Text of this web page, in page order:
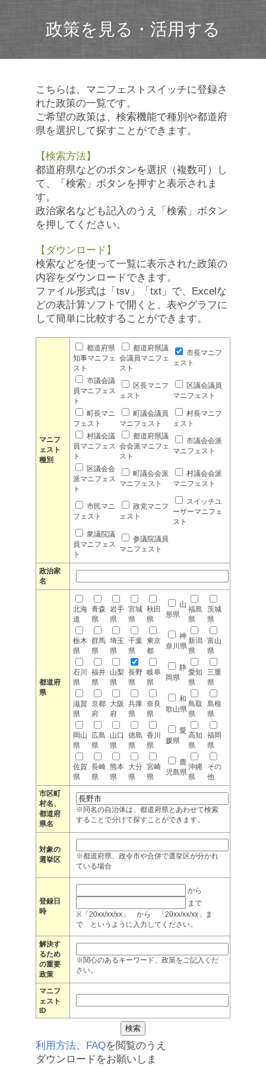
政策を見る・活用する
こちらは、マニフェストスイッチに登録さ
れた政策の一覧です。
ご希望の政策は、検索機能で種別や都道府
県を選択して探すことができます。
【検索方法】
都道府県などのボタンを選択（複数可）し
て、「検索」ボタンを押すと表示されま
す。
政治家名なども記入のうえ「検索」ボタン
を押してください。
【ダウンロード】
検索などを使って一覧に表示された政策の
内容をダウンロードできます。
ファイル形式は「tsv」「txt」で、Excelな
どの表計算ソフトで開くと、表やグラフに
して簡単に比較することができます。
マニフ
ェスト
種別
都道府県
知事マニフェ
スト
都道府県議
会議員マニフェ
スト
市長マニフ
ェスト
市議会議
員マニフェス
ト
区長マニフ
ェスト
区議会議員
マニフェスト
町長マニ
フェスト
町議会議員
マニフェスト
村長マニフ
ェスト
村議会議
員マニフェス
ト
都道府県議
会会派マニフェ
スト
市議会会派
マニフェスト
区議会会
派マニフェス
ト
町議会会派
マニフェスト
村議会会派
マニフェスト
市民マニ
フェスト
政党マニフ
ェスト
スイッチユ
ーザーマニフェ
スト
衆議院議
員マニフェス
ト
参議院議員
マニフェスト
政治家
名
都道府
県
北海
道
青森
県
岩手
県
宮城
県
秋田
県
山
形県
福島
県
茨城
県
栃木
県
群馬
県
埼玉
県
千葉
県
東京
都
神
奈川県
新潟
県
富山
県
石川
県
福井
県
山梨
県
長野
県
岐阜
県
静
岡県
愛知
県
三重
県
滋賀
県
京都
府
大阪
府
兵庫
県
奈良
県
和
歌山県
鳥取
県
島根
県
岡山
県
広島
県
山口
県
徳島
県
香川
県
愛
媛県
高知
県
福岡
県
佐賀
県
長崎
県
熊本
県
大分
県
宮崎
県
鹿
児島県
沖縄
県
その
他
市区町
村名、
都道府
県名
※同名の自治体は、都道府県とあわせて検索
することで分けて探すことができます。
対象の
選挙区
※都道府県、政令市や合併で選挙区が分かれ
ている場合
登録日
時
から
まで
※「20xx/xx/xx」 から 「20xx/xx/xx」ま
で というように入力してください。
解決す
るため
の重要
政策
※関心のあるキーワード、政策をご記入くだ
さい。
マニフ
ェスト
ID
利用方法、 FAQを閲覧のうえ
ダウンロードをお願いしま